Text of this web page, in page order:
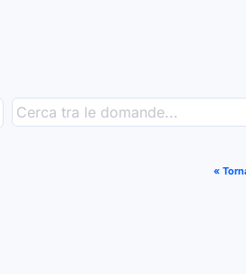
«